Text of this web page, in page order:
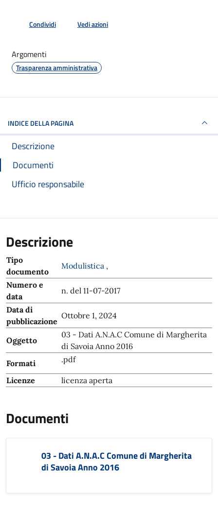
Condividi Vedi azioni
Argomenti
Trasparenza amministrativa
INDICE DELLA PAGINA
Descrizione
Documenti
Ufficio responsabile
Descrizione
Tipo
documento
Modulistica ,
Numero e
data
n. del 11-07-2017
Data di
pubblicazione
Ottobre 1, 2024
Oggetto
03 - Dati A.N.A.C Comune di Margherita
di Savoia Anno 2016
Formati
.pdf
Licenze licenza aperta
Documenti
03 - Dati A.N.A.C Comune di Margherita
di Savoia Anno 2016